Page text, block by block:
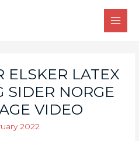
ELSKER LATEX
NORGE
VIDEO
2022